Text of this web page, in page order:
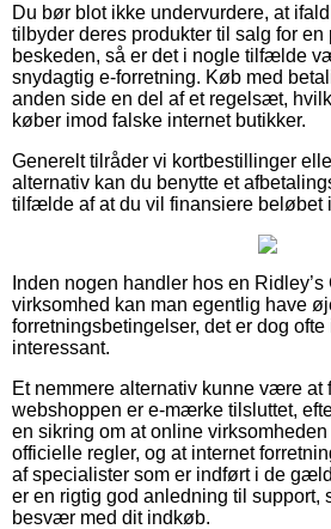
Du bør blot ikke undervurdere, at
tilbyder deres produkter til salg for
beskeden, så er det i nogle tilfælde
snydagtig e-forretning. Køb med
anden side en del af et regelsæt,
køber imod falske internet butikker.
Generelt tilråder vi kortbestillinger
alternativ kan du benytte et
tilfælde af at du vil finansiere beløbet
Inden nogen handler hos en
virksomhed kan man egentlig have
forretningsbetingelser, det er dog
interessant.
Et nemmere alternativ kunne være at
webshoppen er e-mærke tilsluttet,
en sikring om at online
officielle regler, og at internet
af specialister som er indført i de
er en rigtig god anledning til support,
besvær med dit indkøb.